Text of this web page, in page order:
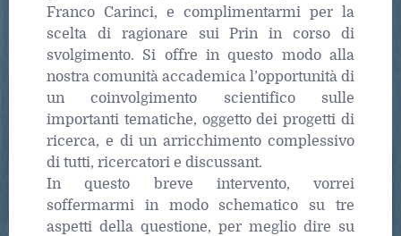
Franco Carinci, e complimentarmi per la
scelta di ragionare sui Prin in corso di
svolgimento. Si offre in questo modo alla
nostra comunità accademica l’opportunità di
un coinvolgimento scientifico sulle
importanti tematiche, oggetto dei progetti di
ricerca, e di un arricchimento complessivo
di tutti, ricercatori e discussant.
In questo breve intervento, vorrei
soffermarmi in modo schematico su tre
aspetti della questione, per meglio dire su